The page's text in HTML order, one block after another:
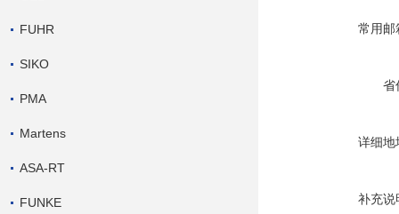
FUHR
SIKO
PMA
Martens
ASA-RT
FUNKE
常用邮
省
详细地
补充说